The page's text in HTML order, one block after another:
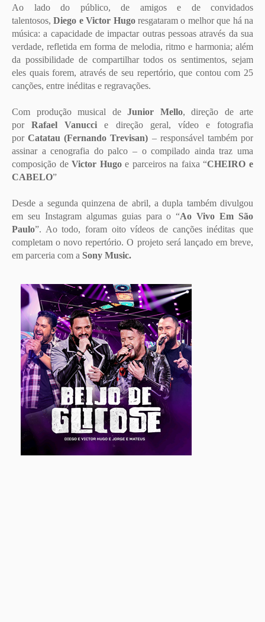
Ao lado do público, de amigos e de convidados
talentosos,Diego e Victor Hugoresgataram o melhor que há na
música: a capacidade de impactar outras pessoas através da sua
verdade, refletida em forma de melodia, ritmo e harmonia; além
da possibilidade de compartilhar todos os sentimentos, sejam
eles quais forem, através de seu repertório, que contou com 25
canções, entre inéditas e regravações.
Com produção musical de Junior Mello, direção de arte
porRafael Vanucci e direção geral, vídeo e fotografia
porCatatau (Fernando Trevisan) – responsável também por
assinar a cenografia do palco – o compilado ainda traz uma
composição deVictor Hugoe parceiros na faixa “CHEIRO e
CABELO”
Desde a segunda quinzena de abril, a dupla também divulgou
em seu Instagram algumas guias para o “Ao Vivo Em São
Paulo”. Ao todo, foram oito vídeos de canções inéditas que
completam o novo repertório. O projeto será lançado em breve,
em parceria com a Sony Music.